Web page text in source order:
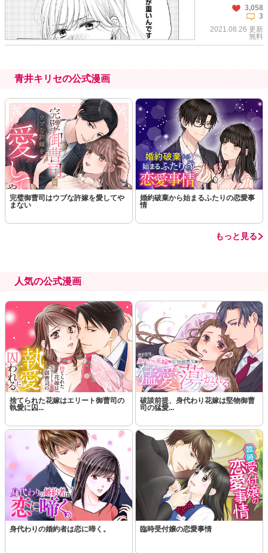
この話を読む コメントを見る
3,058
3
2021.08.26 更新
無料
この話を読む コメントを見る
青井キリセの公式漫画
完璧御曹司はウブな許嫁を愛してや
まない
婚約破棄から始まるふたりの恋愛事
情
もっと見る
人気の公式漫画
捨てられた花嫁はエリート御曹司の
執愛に囚...
破談前提、身代わり花嫁は堅物御曹
司の猛愛...
身代わりの婚約者は恋に啼く。 臨時受付嬢の恋愛事情